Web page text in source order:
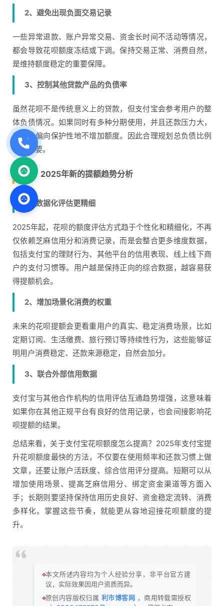
2、避免出现负面交易记录
一些异常退款、账户异常交易、资金长时间不活动等情况，
都会导致花呗额度冻结或下调。保持交易正常、消费自然，
是维持额度稳定的重要保障。
3、控制其他贷款产品的负债率
虽然花呗不是传统意义上的贷款，但支付宝会参考用户的整
体负债情况。如果同时有多种分期使用，并且还款压力大，
系统会偏向保护性地不增加额度。因此合理规划总负债比例
非常重要。
五、2025年新的提额趋势分析
1、数据化评估更精细
2025年起，花呗的额度评估方式趋于个性化和精细化，不再
仅依赖芝麻信用分和消费记录，而是会整合更多维度数据，
包括支付宝的理财行为、其他平台的信用表现、线上线下商
户的支付习惯等。用户越是保持正向的综合数据，越容易获
得提额机会。
2、增加场景化消费的权重
未来的花呗提额会更看重用户的真实、稳定消费场景，比如
定期订阅、生活缴费、旅行预订等持续性行为，这些能够证
明用户消费稳定、还款来源稳定，自然会加分。
3、联合外部信用数据
支付宝与其他合作机构的信用评估互通趋势增强，这意味着
如果你在其他正规平台有良好的信用记录，也会间接影响花
呗提额的结果。
总结来看，关于支付宝花呗额度怎么提高？2025年支付宝提
升花呗额度最快的方法，不仅要在使用频率和还款习惯上做
文章，还要让账户活跃度、综合信用评分提高。短期可以从
增加使用场景、提高芝麻信用分、绑定资金渠道等方面入
手；长期则要坚持保持信用历史良好、资金稳定流转、消费
多样化。掌握这些节奏，就能更从容地迎接花呗额度的提
升。
🔹本文所述内容均为个人经验分享，非平台官方建
议，实际效果因用户资质而异。
🔹原创内容版权归属 利市博客网 ，商用转载需授权